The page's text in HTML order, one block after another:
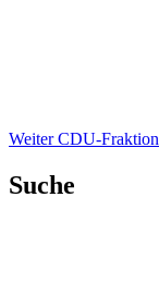
Weiter CDU-
Suche